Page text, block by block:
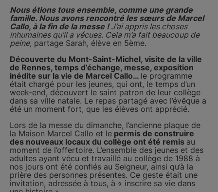
Nous étions tous ensemble, comme une grande
famille. Nous avons rencontré les sœurs de Marcel
Callo, à la fin de la messe !J’ai appris les choses
inhumaines qu’il a vécues. Cela m’a fait beaucoup de
peine, partage Sarah, élève en 5ème.
Découverte du Mont-Saint-Michel, visite de la ville
de Rennes, temps d’échange, messe, exposition
inédite sur la vie de Marcel Callo… le programme
était chargé pour les jeunes, qui ont, le temps d’un
week-end, découvert le saint patron de leur collège
dans sa ville natale. Le repas partagé avec l’évêque a
été un moment fort, que les élèves ont apprécié.
Lors de la messe du dimanche, l’ancienne plaque de
la Maison Marcel Callo et le permis de construire
des nouveaux locaux du collège ont été remis au
moment de l’offertoire. L’ensemble des jeunes et des
adultes ayant vécu et travaillé au collège de 1988 à
nos jours ont été confiés au Seigneur, ainsi qu’à la
prière des personnes présentes. Ce geste était une
invitation, adressée à tous, à « inscrire sa vie dans